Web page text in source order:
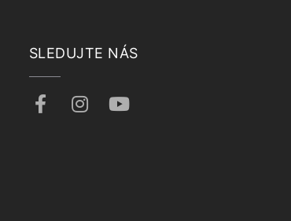
SLEDUJTE NÁS